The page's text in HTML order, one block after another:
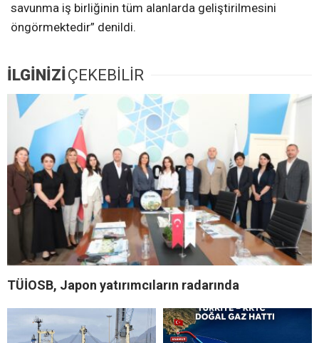
savunma iş birliğinin tüm alanlarda geliştirilmesini
öngörmektedir” denildi.
İLGİNİZİÇEKEBİLİR
TÜİOSB, Japon yatırımcıların radarında